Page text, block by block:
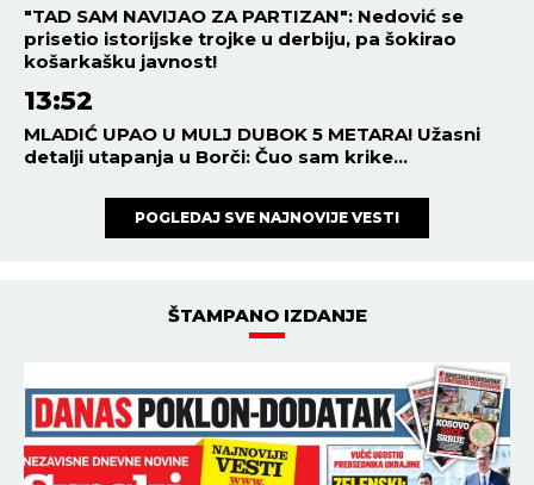
"TAD SAM NAVIJAO ZA PARTIZAN": Nedović se
prisetio istorijske trojke u derbiju, pa šokirao
košarkašku javnost!
13:52
MLADIĆ UPAO U MULJ DUBOK 5 METARA! Užasni
detalji utapanja u Borči: Čuo sam krike...
POGLEDAJ SVE NAJNOVIJE VESTI
ŠTAMPANO IZDANJE